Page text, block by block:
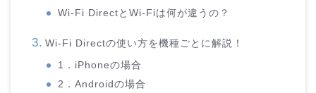
Wi-Fi DirectとWi-Fiは何が違うの？
Wi-Fi Directの使い方を機種ごとに解説！
1．iPhoneの場合
2．Androidの場合